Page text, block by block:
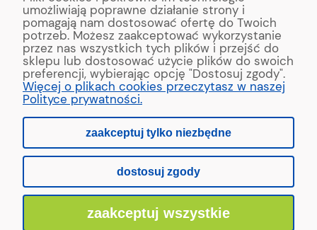
89-500 Tuchola
Copyright © 2022 MAAD Zaginarki - Producent Maszyn
Blacharskich. Produkcja:MinisterstwoReklamy.pl
pokaż pełną wersję strony
Sklep internetowy Shoper.pl
umożliwiają poprawne działanie strony i
pomagają nam dostosować ofertę do Twoich
potrzeb. Możesz zaakceptować wykorzystanie
przez nas wszystkich tych plików i przejść do
sklepu lub dostosować użycie plików do swoich
preferencji, wybierając opcję "Dostosuj zgody".
Więcej o plikach cookies przeczytasz w naszej
Polityce prywatności.
zaakceptuj tylko niezbędne
dostosuj zgody
zaakceptuj wszystkie